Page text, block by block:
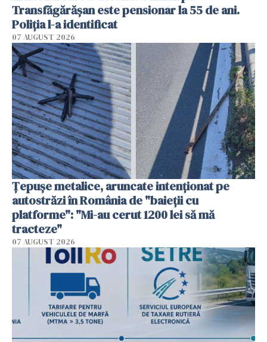
Transfăgărășan este pensionar la 55 de ani.
Poliția l-a identificat
07 AUGUST 2026
Țepușe metalice, aruncate intenționat pe
autostrăzi în România de "baieții cu
platforme": "Mi-au cerut 1200 lei să mă
tracteze"
07 AUGUST 2026